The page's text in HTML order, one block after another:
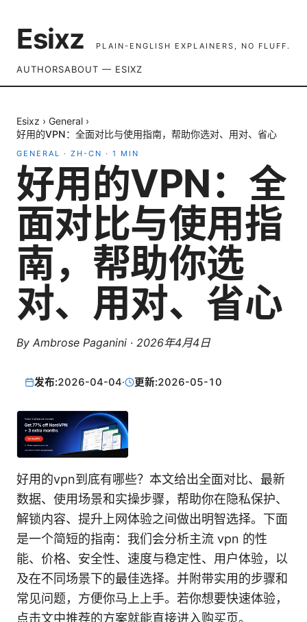
Esixz PLAIN-ENGLISH EXPLAINERS, NO FLUFF.
AUTHORSABOUT — ESIXZ
Esixz › General ›
好用的VPN：全面对比与使用指南，帮助你选对、用对、省心
GENERAL · ZH-CN · 1 MIN
好用的VPN：全
面对比与使用指
南，帮助你选
对、用对、省心
By Ambrose Paganini · 2026年4月4日
发布:2026-04-04· 更新:2026-05-10
好用的vpn到底有哪些？本文给出全面对比、最新
数据、使用场景和实操步骤，帮助你在隐私保护、
解锁内容、提升上网体验之间做出明智选择。下面
是一个简短的指南：我们会分析主流 vpn 的性
能、价格、安全性、速度与稳定性、用户体验，以
及在不同场景下的最佳选择。并附带实用的步骤和
常见问题，方便你马上上手。若你想要快速体验，
点击文中推荐的方案就能直接进入购买页。